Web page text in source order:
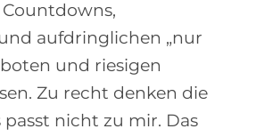
aufdringlichen „nur
und riesigen
Zu recht denken die
passt nicht zu mir. Das